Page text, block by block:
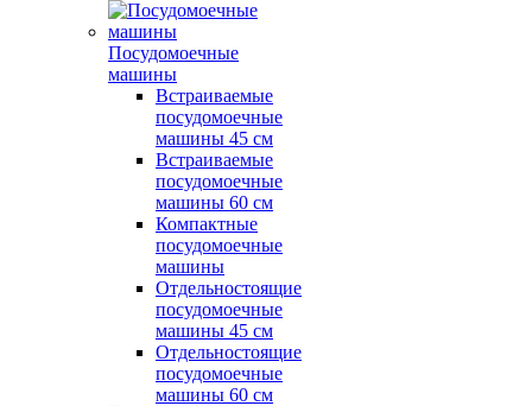
Посудомоечные
машины
Встраиваемые
посудомоечные
машины 45 см
Встраиваемые
посудомоечные
машины 60 см
Компактные
посудомоечные
машины
Отдельностоящие
посудомоечные
машины 45 см
Отдельностоящие
посудомоечные
машины 60 см